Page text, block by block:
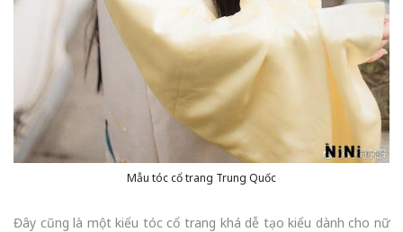
Mẫu tóc cổ trang Trung Quốc
Đây cũng là một kiểu tóc cổ trang khá dễ tạo kiểu dành cho nữ